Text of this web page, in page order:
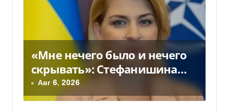
«Мне нечего было и нечего
скрывать»: Стефанишина
прокомментировала новое
подозрение
Авг 6, 2026